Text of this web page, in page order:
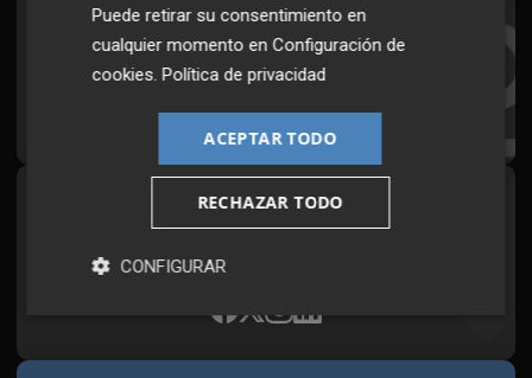
Suscríbete al Boletín
Todos los días a primera hora en tu email
¡Quiero suscribirme!
Síguenos en redes
Plaza Podcast, desde cualquier medio
Puede retirar su consentimiento en
cualquier momento enConfiguración de
cookies.Política de privacidad
ACEPTAR TODO
RECHAZAR TODO
CONFIGURAR